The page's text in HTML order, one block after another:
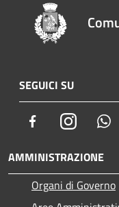
SEGUICI SU
FacebookInstagram
AMMINISTRAZIONE
Organi di Governo